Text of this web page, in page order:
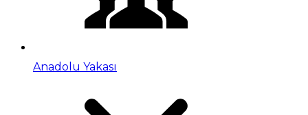
Anadolu Yakası